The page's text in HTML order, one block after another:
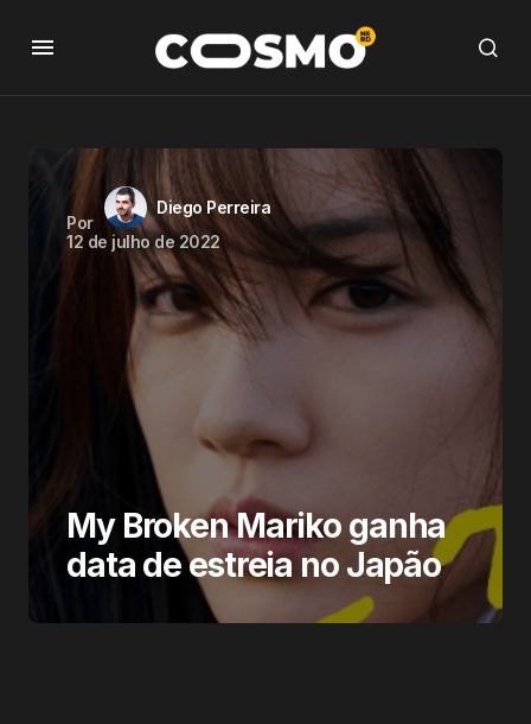
Por
Diego Perreira
12 de julho de 2022
My Broken Mariko ganha
data de estreia no Japão